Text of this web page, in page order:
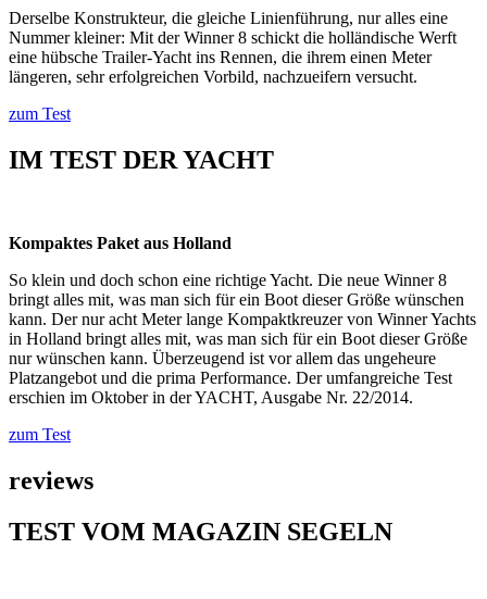
Derselbe Konstrukteur, die gleiche Linienführung, nur alles eine
Nummer kleiner: Mit der Winner 8 schickt die holländische Werft
eine hübsche Trailer-Yacht ins Rennen, die ihrem einen Meter
längeren, sehr erfolgreichen Vorbild, nachzueifern versucht.
zum Test
IM TEST DER YACHT
Kompaktes Paket aus Holland
So klein und doch schon eine richtige Yacht. Die neue Winner 8
bringt alles mit, was man sich für ein Boot dieser Größe wünschen
kann. Der nur acht Meter lange Kompaktkreuzer von Winner Yachts
in Holland bringt alles mit, was man sich für ein Boot dieser Größe
nur wünschen kann. Überzeugend ist vor allem das ungeheure
Platzangebot und die prima Performance. Der umfangreiche Test
erschien im Oktober in der YACHT, Ausgabe Nr. 22/2014.
zum Test
reviews
TEST VOM MAGAZIN SEGELN